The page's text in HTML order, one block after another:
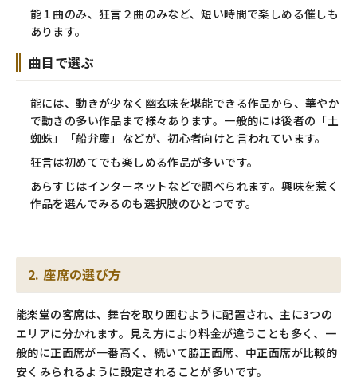
能１曲のみ、狂言２曲のみなど、短い時間で楽しめる催しも
あります。
曲目で選ぶ
能には、動きが少なく幽玄味を堪能できる作品から、華やか
で動きの多い作品まで様々あります。一般的には後者の「土
蜘蛛」「船弁慶」などが、初心者向けと言われています。
狂言は初めてでも楽しめる作品が多いです。
あらすじはインターネットなどで調べられます。興味を惹く
作品を選んでみるのも選択肢のひとつです。
2. 座席の選び方
能楽堂の客席は、舞台を取り囲むように配置され、主に3つの
エリアに分かれます。見え方により料金が違うことも多く、一
般的に正面席が一番高く、続いて脇正面席、中正面席が比較的
安くみられるように設定されることが多いです。